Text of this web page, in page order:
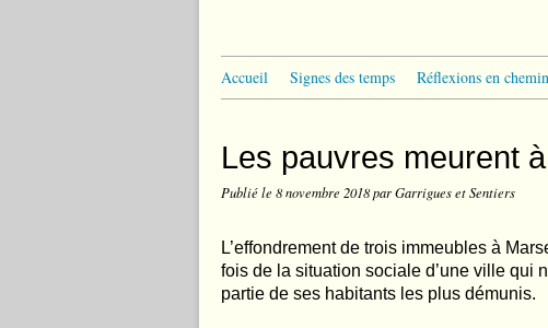
Accueil Signes des temps Réflexions en chemin
Les pauvres meurent
Publié le 8 novembre 2018par Garrigues et Sentiers
L’effondrement de trois immeubles à
fois de la situation sociale d’une ville qui
partie de ses habitants les plus démunis.